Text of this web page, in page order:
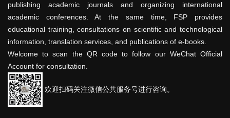
publishing academic journals and organizing international
academic conferences. At the same time, FSP provides
educational training, consultations on scientific and technological
information, translation services, and publications of e-books.
Welcome to scan the QR code to follow our WeChat Official
Account for consultation.
欢迎扫码关注微信公共服务号进行咨询。